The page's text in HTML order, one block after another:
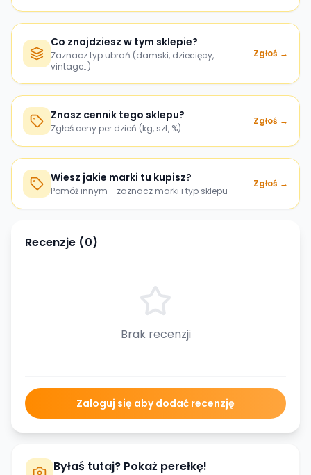
Co znajdziesz w tym sklepie?
Zaznacz typ ubrań (damski, dziecięcy,
vintage…)
Zgłoś →
Znasz cennik tego sklepu?
Zgłoś ceny per dzień (kg, szt, %)
Zgłoś →
Wiesz jakie marki tu kupisz?
Pomóż innym - zaznacz marki i typ sklepu
Zgłoś →
Recenzje (0)
Brak recenzji
Zaloguj się aby dodać recenzję
Byłaś tutaj? Pokaż perełkę!